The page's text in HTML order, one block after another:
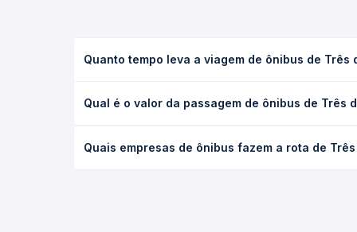
Quanto tempo leva a viagem de ônibus de Três
executivo ou leito) e as condições de tráfego. Na
Qual é o valor da passagem de ônibus de Três
de poltrona e a antecedência da compra. Na
Quais empresas de ônibus fazem a rota de